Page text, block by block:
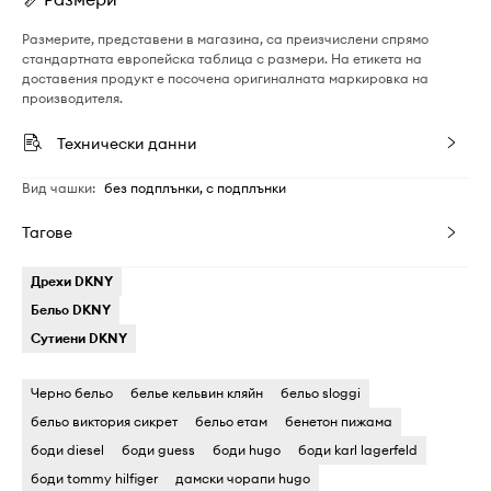
Размерите, представени в магазина, са преизчислени спрямо
стандартната европейска таблица с размери. На етикета на
доставения продукт е посочена оригиналната маркировка на
производителя.
Технически данни
Вид чашки: без подплънки, с подплънки
Тагове
Дрехи DKNY
Бельо DKNY
Сутиени DKNY
Черно бельо белье кельвин кляйн
бельо sloggi
бельо виктория сикрет
бельо етам
бенетон пижама
боди diesel
боди guess боди hugo
боди karl lagerfeld
боди tommy hilfiger
дамски чорапи hugo